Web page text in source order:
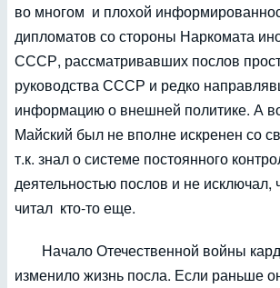
во многом и плохой
дипломатов со стороны Наркомата
СССР, рассматривавших послов
руководства СССР и редко
информацию о внешней политике. А
Майский был не вполне искренен со
т.к. знал о системе постоянного
деятельностью послов и не исключал,
читал кто-то еще.
Начало Отечественной войны
изменило жизнь посла. Если раньше